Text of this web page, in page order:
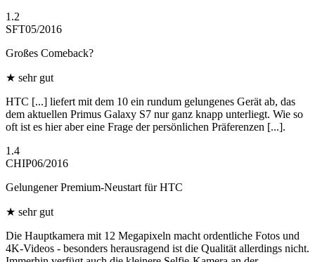
1.2
SFT05/2016
Großes Comeback?
★ sehr gut
HTC [...] liefert mit dem 10 ein rundum gelungenes Gerät ab, das
dem aktuellen Primus Galaxy S7 nur ganz knapp unterliegt. Wie so
oft ist es hier aber eine Frage der persönlichen Präferenzen [...].
1.4
CHIP06/2016
Gelungener Premium-Neustart für HTC
★ sehr gut
Die Hauptkamera mit 12 Megapixeln macht ordentliche Fotos und
4K-Videos - besonders herausragend ist die Qualität allerdings nicht.